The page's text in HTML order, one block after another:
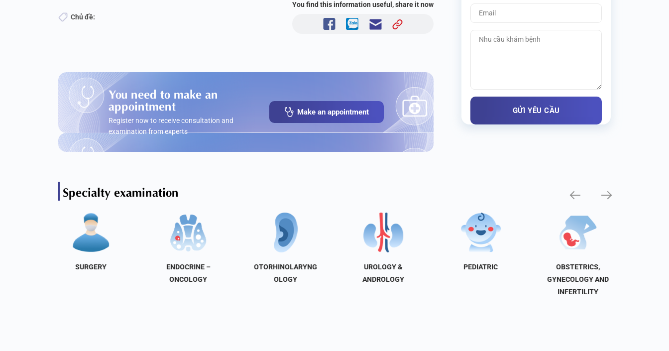
Chủ đề:
You find this information useful, share it now
You need to make an
appointment
Register now to receive consultation and
examination from experts
Make an appointment
Specialty examination
SURGERY
ENDOCRINE –
ONCOLOGY
OTORHINOLARYNG
OLOGY
UROLOGY &
ANDROLOGY
PEDIATRIC
OBSTETRICS,
GYNECOLOGY AND
INFERTILITY